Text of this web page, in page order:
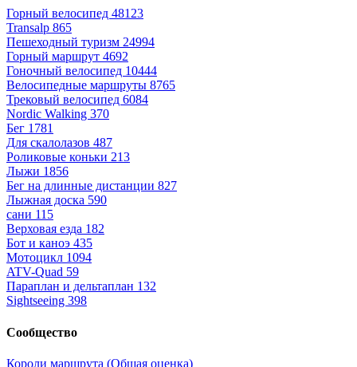
Горный велосипед 48123
Transalp 865
Пешеходный туризм 24994
Горный маршрут 4692
Гоночный велосипед 10444
Велосипедные маршруты 8765
Трековый велосипед 6084
Nordic Walking 370
Бег 1781
Для скалолазов 487
Роликовые коньки 213
Лыжи 1856
Бег на длинные дистанции 827
Лыжная доска 590
сани 115
Верховая езда 182
Бот и каноэ 435
Мотоцикл 1094
ATV-Quad 59
Параплан и дельтаплан 132
Sightseeing 398
Сообщество
Короли маршрута (Общая оценка)